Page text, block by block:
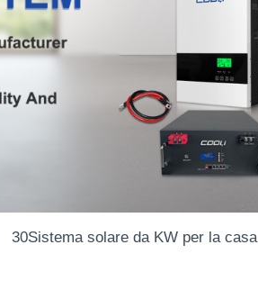
30Sistema solare da KW per la casa